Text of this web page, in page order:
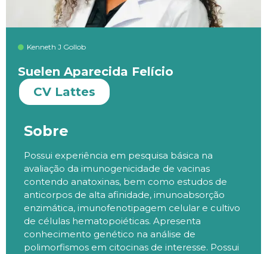
Kenneth J Gollob
Suelen Aparecida Felício
CV Lattes
Sobre
Possui experiência em pesquisa básica na
avaliação da imunogenicidade de vacinas
contendo anatoxinas, bem como estudos de
anticorpos de alta afinidade, imunoabsorção
enzimática, imunofenotipagem celular e cultivo
de células hematopoiéticas. Apresenta
conhecimento genético na análise de
polimorfismos em citocinas de interesse. Possui